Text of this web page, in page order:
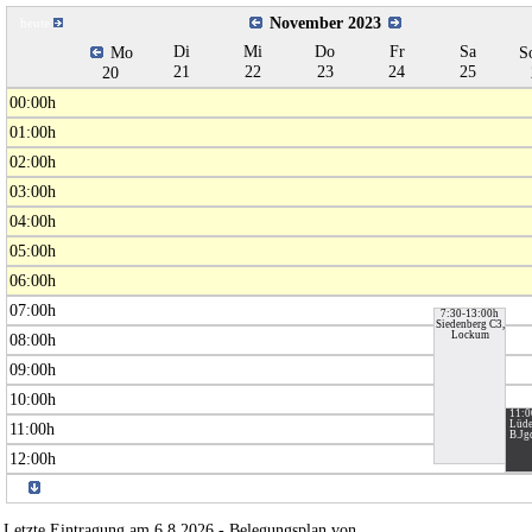
November 2023
Mo
20
Di
21
Mi
22
Do
23
Fr
24
Sa
25
00:00h
01:00h
02:00h
03:00h
04:00h
05:00h
06:00h
07:00h
08:00h
09:00h
10:00h
11:00h
12:00h
7:30-13:00h
Siedenberg C3,
Lockum